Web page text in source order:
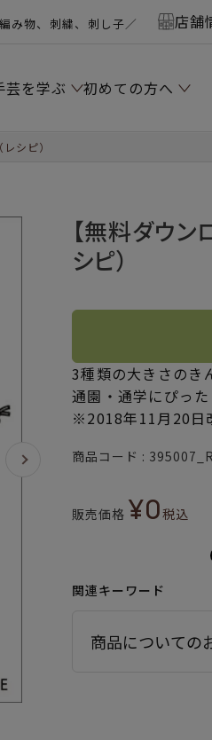
み物、刺繍、刺し子／ 店舗
芸を学ぶ 初めての方へ
シピ）
【無料ダウン
シピ）
3種類の大きさのき
通園・通学にぴった
※2018年11月20日
商品コード
販売価格 ¥0税込
関連キーワード
商品についての